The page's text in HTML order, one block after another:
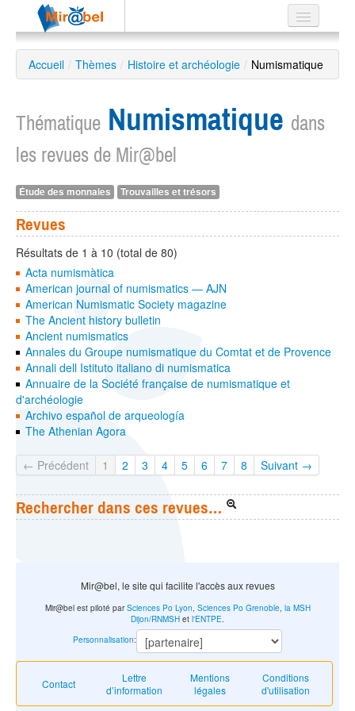
Le réseau
Soutien
Recherche
avancée
EN
ES
?
Accueil / Thèmes / Histoire et archéologie / Numismatique
Thématique Numismatique dans
les revues de Mir@bel
Étude des monnaies Trouvailles et trésors
Revues
Résultats de 1 à 10 (total de 80)
Acta numismàtica
American journal of numismatics — AJN
American Numismatic Society magazine
The Ancient history bulletin
Ancient numismatics
Annales du Groupe numismatique du Comtat et de Provence
Annali dell Istituto italiano di numismatica
Annuaire de la Société française de numismatique et
d'archéologie
Archivo español de arqueología
The Athenian Agora
← Précédent 1 2 3 4 5 6 7 8 Suivant →
Rechercher dans ces revues…
Mir@bel, le site qui facilite l'accès aux revues
Contact
Lettre
d’information
Mentions
légales
Conditions
d'utilisation
Mir@bel est piloté parSciences Po Lyon Sciences Po Grenoble, la MSH
Dijon/RNMSH et l'ENTPE
Personnalisation: